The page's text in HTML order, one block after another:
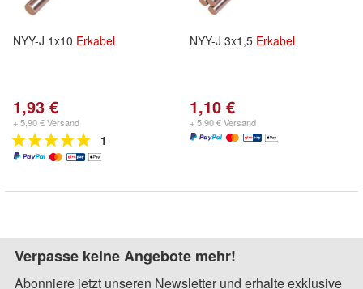
NYY-J 1x10 Erkabel
1,93 €
+ 5,90 € Versand
1
NYY-J 3x1,5 Erkabel
1,10 €
+ 5,90 € Versand
Verpasse keine Angebote mehr!
Abonniere jetzt unseren Newsletter und erhalte exklusive